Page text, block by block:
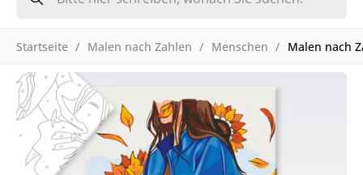
Startseite Malen nach Zahlen Menschen Malen nach